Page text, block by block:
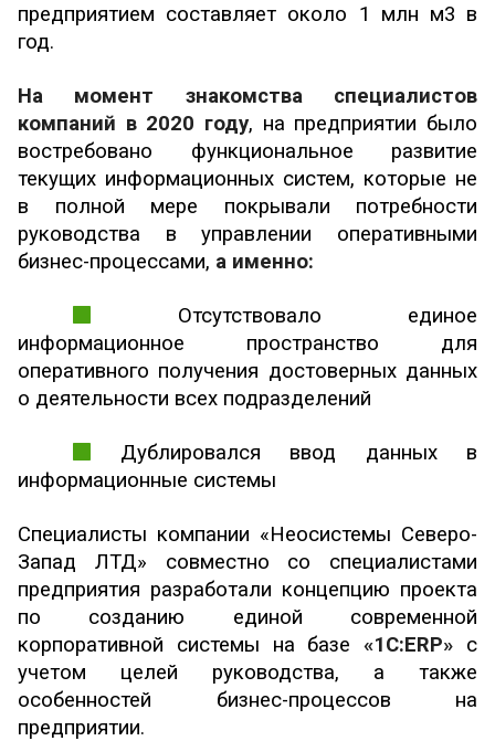
предприятием составляет около 1 млн м3 в
год.
На момент знакомства специалистов
компаний в 2020 году, на предприятии было
востребовано функциональное развитие
текущих информационных систем, которые не
в полной мере покрывали потребности
руководства в управлении оперативными
бизнес-процессами, а именно:
Отсутствовало единое
информационное пространство для
оперативного получения достоверных данных
о деятельности всех подразделений
Дублировался ввод данных в
информационные системы
Специалисты компании «Неосистемы Северо-
Запад ЛТД» совместно со специалистами
предприятия разработали концепцию проекта
по созданию единой современной
корпоративной системы на базе«1С:ERP» с
учетом целей руководства, а также
особенностей бизнес-процессов на
предприятии.